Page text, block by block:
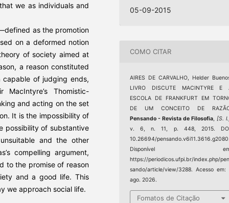
we as individuals and
as the promotion
on a deformed notion
of society aimed at
a reason constituted
of judging ends,
Thomistic-
and acting on the set
It is the impossibility of
possibility of substantive
and the other
compelling argument,
to the promise of reason
and a good life. This
we approach social life.
05-09-2015
COMO CITAR
AIRES DE CARVALHO, Helder
LIVRO DISCUTE MACINTYRE E
ESCOLA DE FRANKFURT EM
DE UM CONCEITO DE
Pensando - Revista de Filosofia, [S.
v. 6, n. 11, p. 448, 2015.
10.26694/
Disponível
https://periodicos.ufpi.br/index.php/
sando/article/view/3288. Acesso em:
ago. 2026.
Fomatos de Citação